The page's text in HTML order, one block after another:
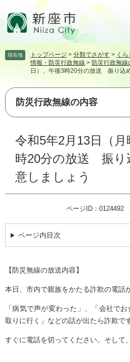
頭飛
て
文
現在地 トップページ > 分類でさがす > くら
情報・防災行政無線 > 防災行政無線
日）、午後3時20分の放送 振り込
防災行政無線の内容
令和5年2月13日（
時20分の放送 振り
意しましょう
ページID：0124492
ページ内目次
【防災無線の放送内容】
本日、市内で親族をかたる詐欺の電話
「病気で声が変わった」、「会社で
取りに行く」などの話が出たら詐欺です
すぐに電話を切ってください。そして